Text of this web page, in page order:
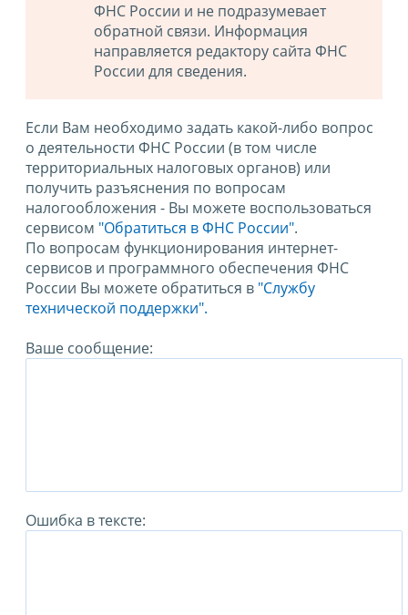
ФНС России и не подразумевает
обратной связи. Информация
направляется редактору сайта ФНС
России для сведения.
Если Вам необходимо задать какой-либо вопрос
о деятельности ФНС России (в том числе
территориальных налоговых органов) или
получить разъяснения по вопросам
налогообложения - Вы можете воспользоваться
сервисом "Обратиться в ФНС России".
По вопросам функционирования интернет-
сервисов и программного обеспечения ФНС
России Вы можете обратиться в "Службу
технической поддержки".
Ваше сообщение:
Ошибка в тексте: